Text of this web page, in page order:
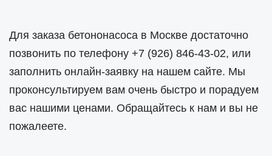
Для заказа бетононасоса в Москве достаточно
позвонить по телефону +7 (926) 846-43-02, или
заполнить онлайн-заявку на нашем сайте. Мы
проконсультируем вам очень быстро и порадуем
вас нашими ценами. Обращайтесь к нам и вы не
пожалеете.